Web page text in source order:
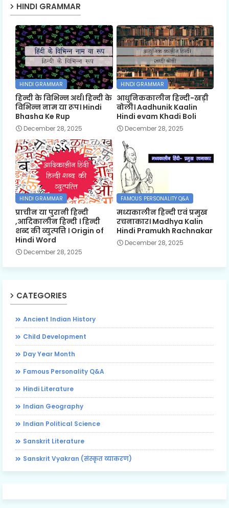
HINDI GRAMMAR
HINDI GRAMMAR
हिन्दी के विभिन्न अर्थ। हिन्दी के
विभिन्न नाम या रूप। Hindi
Bhasha Ke Rup
December 28, 2025
HINDI GRAMMAR
आधुनिककालीन हिन्दी-खड़ी
बोली। Aadhunik Kaalin
Hindi evam Khadi Boli
December 28, 2025
HINDI GRAMMAR
प्राचीन या पुरानी हिन्दी
,आदिकालीन हिन्दी । हिन्दी
शब्द की व्युत्पत्ति । Origin of
Hindi Word
December 28, 2025
FAMOUS PERSONALITY Q&A
मध्यकालीन हिन्दी एवं प्रमुख
रचनाकार। Madhya Kalin
Hindi Pramukh Rachnakar
December 28, 2025
CATEGORIES
Ancient Indian History
Child Development
Day Year Month
Famous Personality Q&A
Hindi Literature
Indian Geography
Indian Political Science
Sanskrit Literature
Sanskrit Vyakran (संस्कृत व्याकरण)